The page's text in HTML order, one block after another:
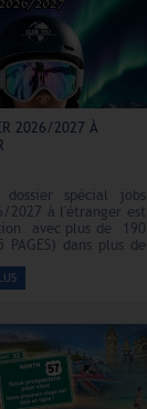
2026/2027 À
dossier spécial jobs
2027 à l'étranger est
avec plus de 190
dans plus de
une saison d'hiver
ailleurs, soit au
devrait vous aider à
bonheur.